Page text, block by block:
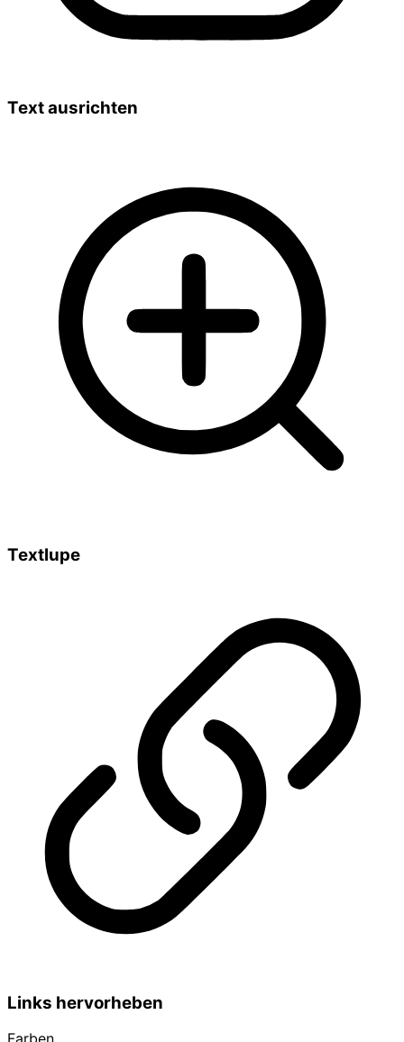
Text ausrichten
Textlupe
Links hervorheben